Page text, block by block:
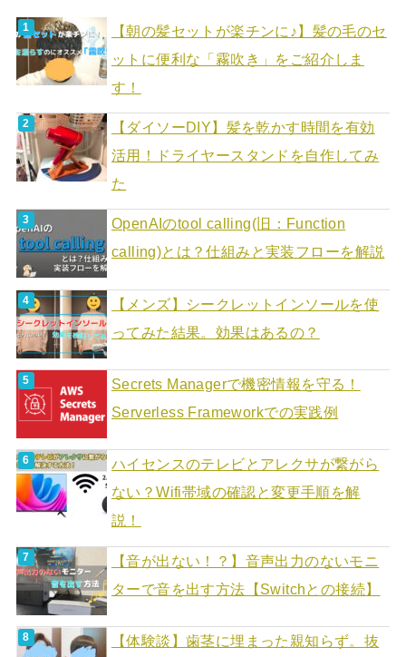
【朝の髪セットが楽チンに♪】髪の毛のセ
ットに便利な「霧吹き」をご紹介しま
す！
【ダイソーDIY】髪を乾かす時間を有効
活用！ドライヤースタンドを自作してみ
た
OpenAIのtool calling(旧：Function
calling)とは？仕組みと実装フローを解説
【メンズ】シークレットインソールを使
ってみた結果。効果はあるの？
Secrets Managerで機密情報を守る！
Serverless Frameworkでの実践例
ハイセンスのテレビとアレクサが繋がら
ない？Wifi帯域の確認と変更手順を解
説！
【音が出ない！？】音声出力のないモニ
ターで音を出す方法【Switchとの接続】
【体験談】歯茎に埋まった親知らず。抜